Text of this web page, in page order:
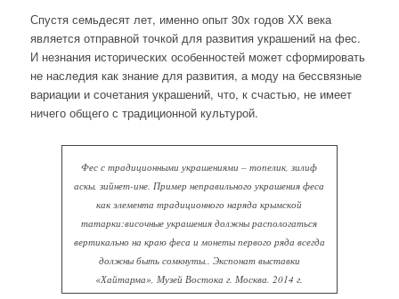
Спустя семьдесят лет, именно опыт 30х годов ХХ века
является отправной точкой для развития украшений на фес.
И незнания исторических особенностей может сформировать
не наследия как знание для развития, а моду на бессвязные
вариации и сочетания украшений, что, к счастью, не имеет
ничего общего с традиционной культурой.
Фес с традиционными украшениями – топелик, зилиф
аскы, зийнет-ине. Пример неправильного украшения феса
как элемента традиционного наряда крымской
татарки:височные украшения должны распологаться
вертикально на краю феса и монеты первого ряда всегда
должны быть сомкнуты.. Экспонат выставки
«Хайтарма», Музей Востока г. Москва. 2014 г.